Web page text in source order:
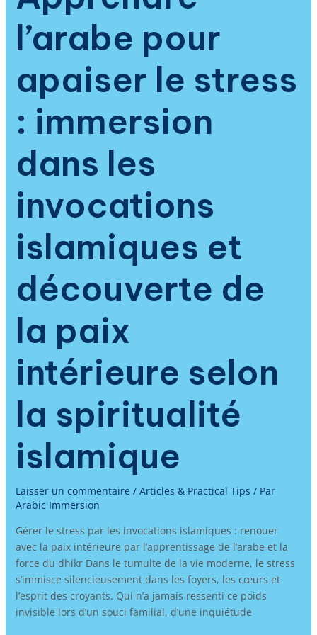
l’arabe pour
apaiser le stress
: immersion
dans les
invocations
islamiques et
découverte de
la paix
intérieure selon
la spiritualité
islamique
Laisser un commentaire / Articles & Practical Tips / Par
Arabic Immersion
Gérer le stress par les invocations islamiques : renouer
avec la paix intérieure par l’apprentissage de l’arabe et la
force du dhikr Dans le tumulte de la vie moderne, le stress
s’immisce silencieusement dans les foyers, les cœurs et
l’esprit des croyants. Qui n’a jamais ressenti ce poids
invisible lors d’un souci familial, d’une inquiétude
spiritualité
islamique